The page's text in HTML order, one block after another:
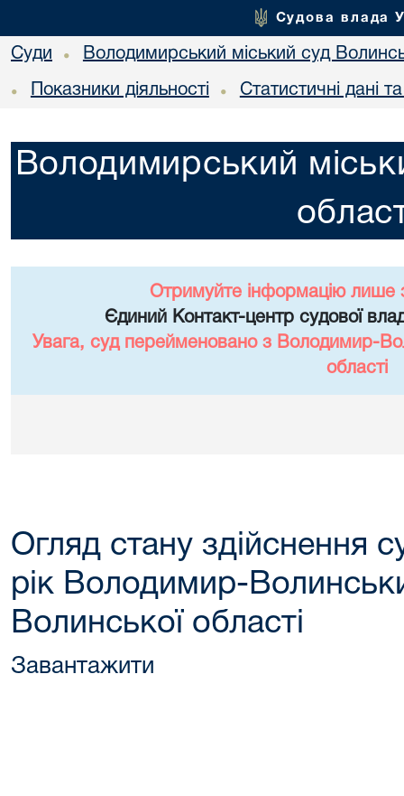
Судова влада
Суди • Володимирський міський суд
• Показники діяльності • Статистичні дані
Володимирський
Отримуйте інформацію лише
Єдиний Контакт-центр судової
Увага, суд перейменовано з Володимир-
області
Огляд стану здійснення
рік Володимир-
Волинської області
Завантажити